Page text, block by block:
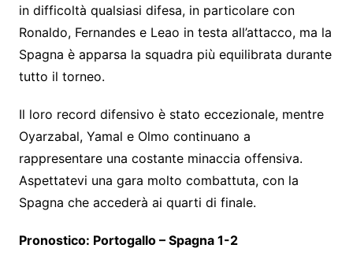
in difficoltà qualsiasi difesa, in particolare con
Ronaldo, Fernandes e Leao in testa all’attacco, ma la
Spagna è apparsa la squadra più equilibrata durante
tutto il torneo.
Il loro record difensivo è stato eccezionale, mentre
Oyarzabal, Yamal e Olmo continuano a
rappresentare una costante minaccia offensiva.
Aspettatevi una gara molto combattuta, con la
Spagna che accederà ai quarti di finale.
Pronostico: Portogallo – Spagna 1-2